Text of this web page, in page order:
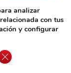
premio
de Cine
analizar
con tus
y configurar
Cerrar el banner de